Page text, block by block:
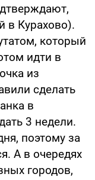
в Курахово).
который
идти в
из
сделать
в
3 недели.
поэтому за
А в очередях
городов,